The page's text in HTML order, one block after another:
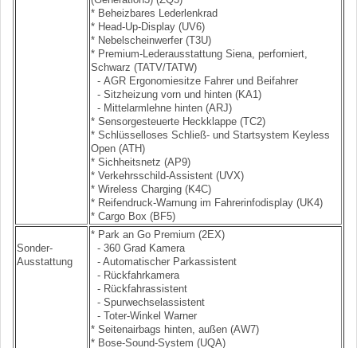
* Beheizbares Lederlenkrad
* Head-Up-Display (UV6)
* Nebelscheinwerfer (T3U)
* Premium-Lederausstattung Siena, perforniert,
Schwarz (TATV/TATW)
- AGR Ergonomiesitze Fahrer und Beifahrer
- Sitzheizung vorn und hinten (KA1)
- Mittelarmlehne hinten (ARJ)
* Sensorgesteuerte Heckklappe (TC2)
* Schlüsselloses Schließ- und Startsystem Keyless
Open (ATH)
* Sichheitsnetz (AP9)
* Verkehrsschild-Assistent (UVX)
* Wireless Charging (K4C)
* Reifendruck-Warnung im Fahrerinfodisplay (UK4)
* Cargo Box (BF5)
Sonder-
Ausstattung
* Park an Go Premium (2EX)
- 360 Grad Kamera
- Automatischer Parkassistent
- Rückfahrkamera
- Rückfahrassistent
- Spurwechselassistent
- Toter-Winkel Warner
* Seitenairbags hinten, außen (AW7)
* Bose-Sound-System (UQA)